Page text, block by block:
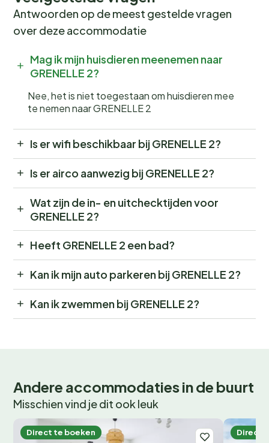
Antwoorden op de meest gestelde vragen
over deze accommodatie
Mag ik mijn huisdieren meenemen naar
GRENELLE 2?
Nee, het is niet toegestaan om huisdieren mee
te nemen naar GRENELLE 2
Is er wifi beschikbaar bij GRENELLE 2?
Is er airco aanwezig bij GRENELLE 2?
Wat zijn de in- en uitchecktijden voor
GRENELLE 2?
Heeft GRENELLE 2 een bad?
Kan ik mijn auto parkeren bij GRENELLE 2?
Kan ik zwemmen bij GRENELLE 2?
Andere accommodaties in de buurt
Misschien vind je dit ook leuk
Direct te boeken Direct